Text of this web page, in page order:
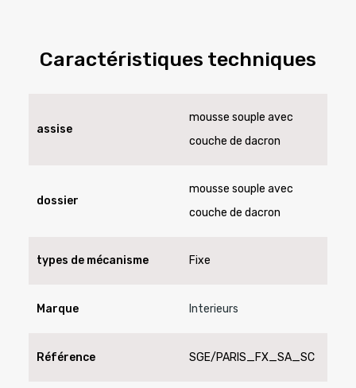
Caractéristiques techniques
assise
mousse souple avec
couche de dacron
dossier
mousse souple avec
couche de dacron
types de mécanisme Fixe
Marque Interieurs
Référence SGE/PARIS_FX_SA_SC